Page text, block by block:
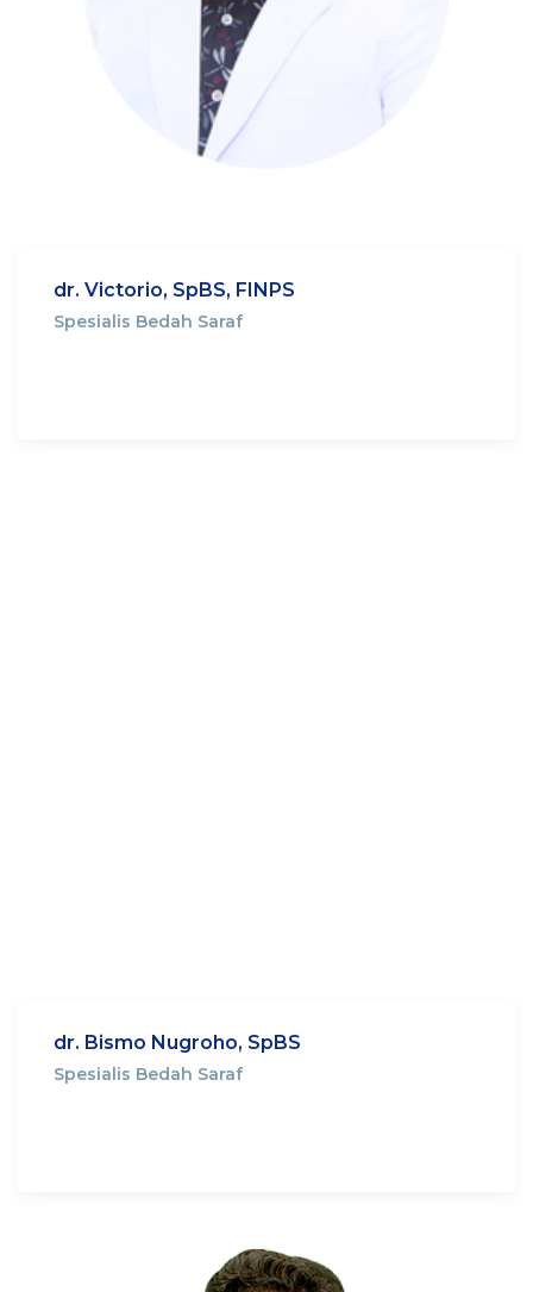
dr. Victorio, SpBS, FINPS
Spesialis Bedah Saraf
dr. Bismo Nugroho, SpBS
Spesialis Bedah Saraf